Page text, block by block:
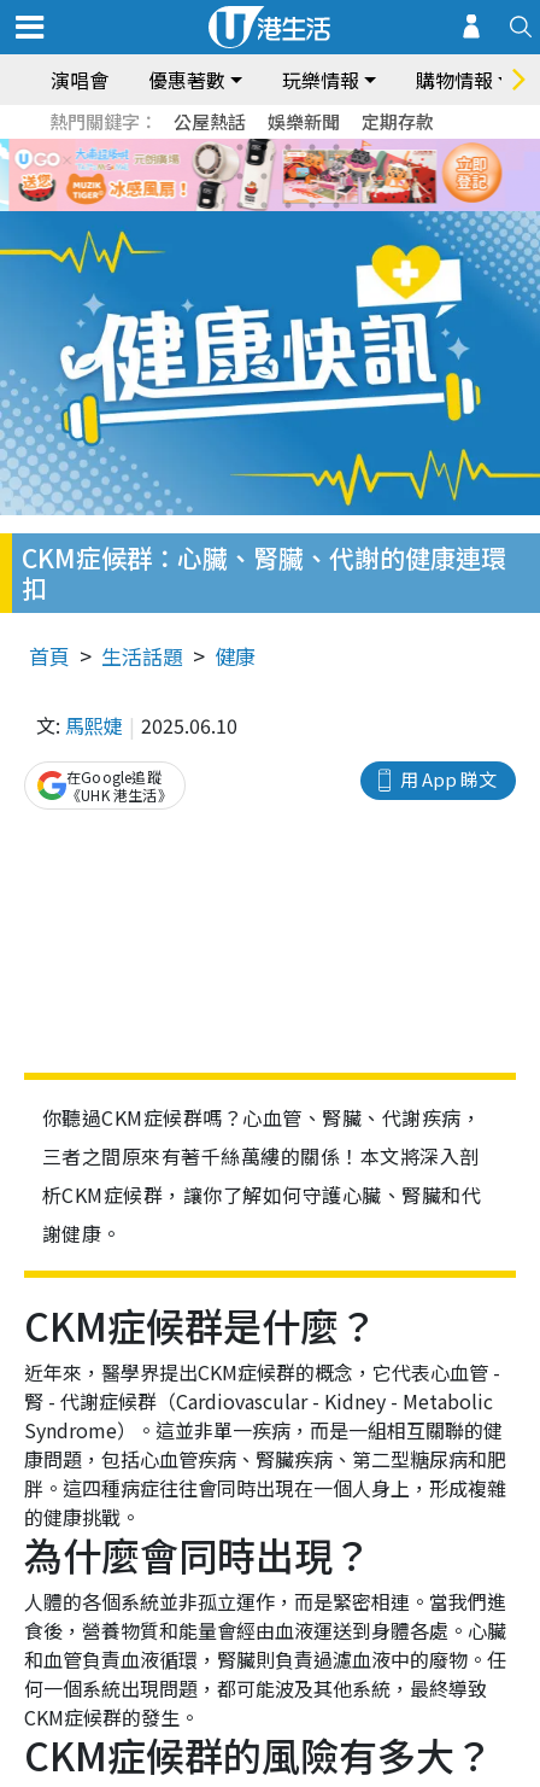
演唱會 優惠著數 玩樂情報 購物情報
熱門關鍵字： 公屋熱話 娛樂新聞 定期存款
CKM症候群：心臟、腎臟、代謝的健康連環
扣
首頁 生活話題 健康
文: 馬熙婕 2025.06.10
用 App 睇文
在Google追蹤
《UHK 港生活》
你聽過CKM症候群嗎？心血管、腎臟、代謝疾病，
三者之間原來有著千絲萬縷的關係！本文將深入剖
析CKM症候群，讓你了解如何守護心臟、腎臟和代
謝健康。
CKM症候群是什麼？
近年來，醫學界提出CKM症候群的概念，它代表心血管 -
腎 - 代謝症候群（Cardiovascular - Kidney - Metabolic
Syndrome）。這並非單一疾病，而是一組相互關聯的健
康問題，包括心血管疾病、腎臟疾病、第二型糖尿病和肥
胖。這四種病症往往會同時出現在一個人身上，形成複雜
的健康挑戰。
為什麼會同時出現？
人體的各個系統並非孤立運作，而是緊密相連。當我們進
食後，營養物質和能量會經由血液運送到身體各處。心臟
和血管負責血液循環，腎臟則負責過濾血液中的廢物。任
何一個系統出現問題，都可能波及其他系統，最終導致
CKM症候群的發生。
CKM症候群的風險有多大？